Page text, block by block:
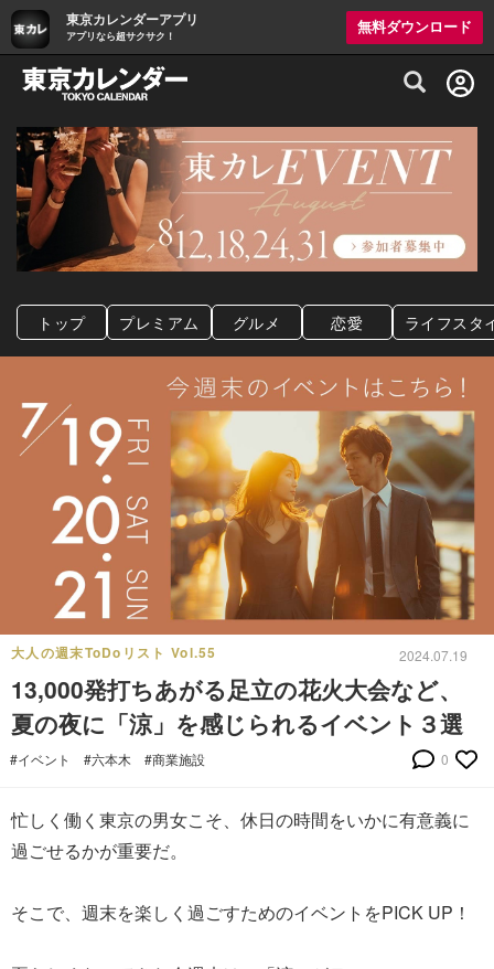
東京カレンダーアプリ
アプリなら超サクサク！
無料ダウンロード
グルメ情報・プレミアムレストラン予約
トップ プレミアム グルメ 恋愛 ライフスタ
大人の週末ToDoリスト Vol.55 2024.07.19
13,000発打ちあがる足立の花火大会など、
夏の夜に「涼」を感じられるイベント３選
#イベント #六本木 #商業施設 0
忙しく働く東京の男女こそ、休日の時間をいかに有意義に
過ごせるかが重要だ。
そこで、週末を楽しく過ごすためのイベントをPICK UP！